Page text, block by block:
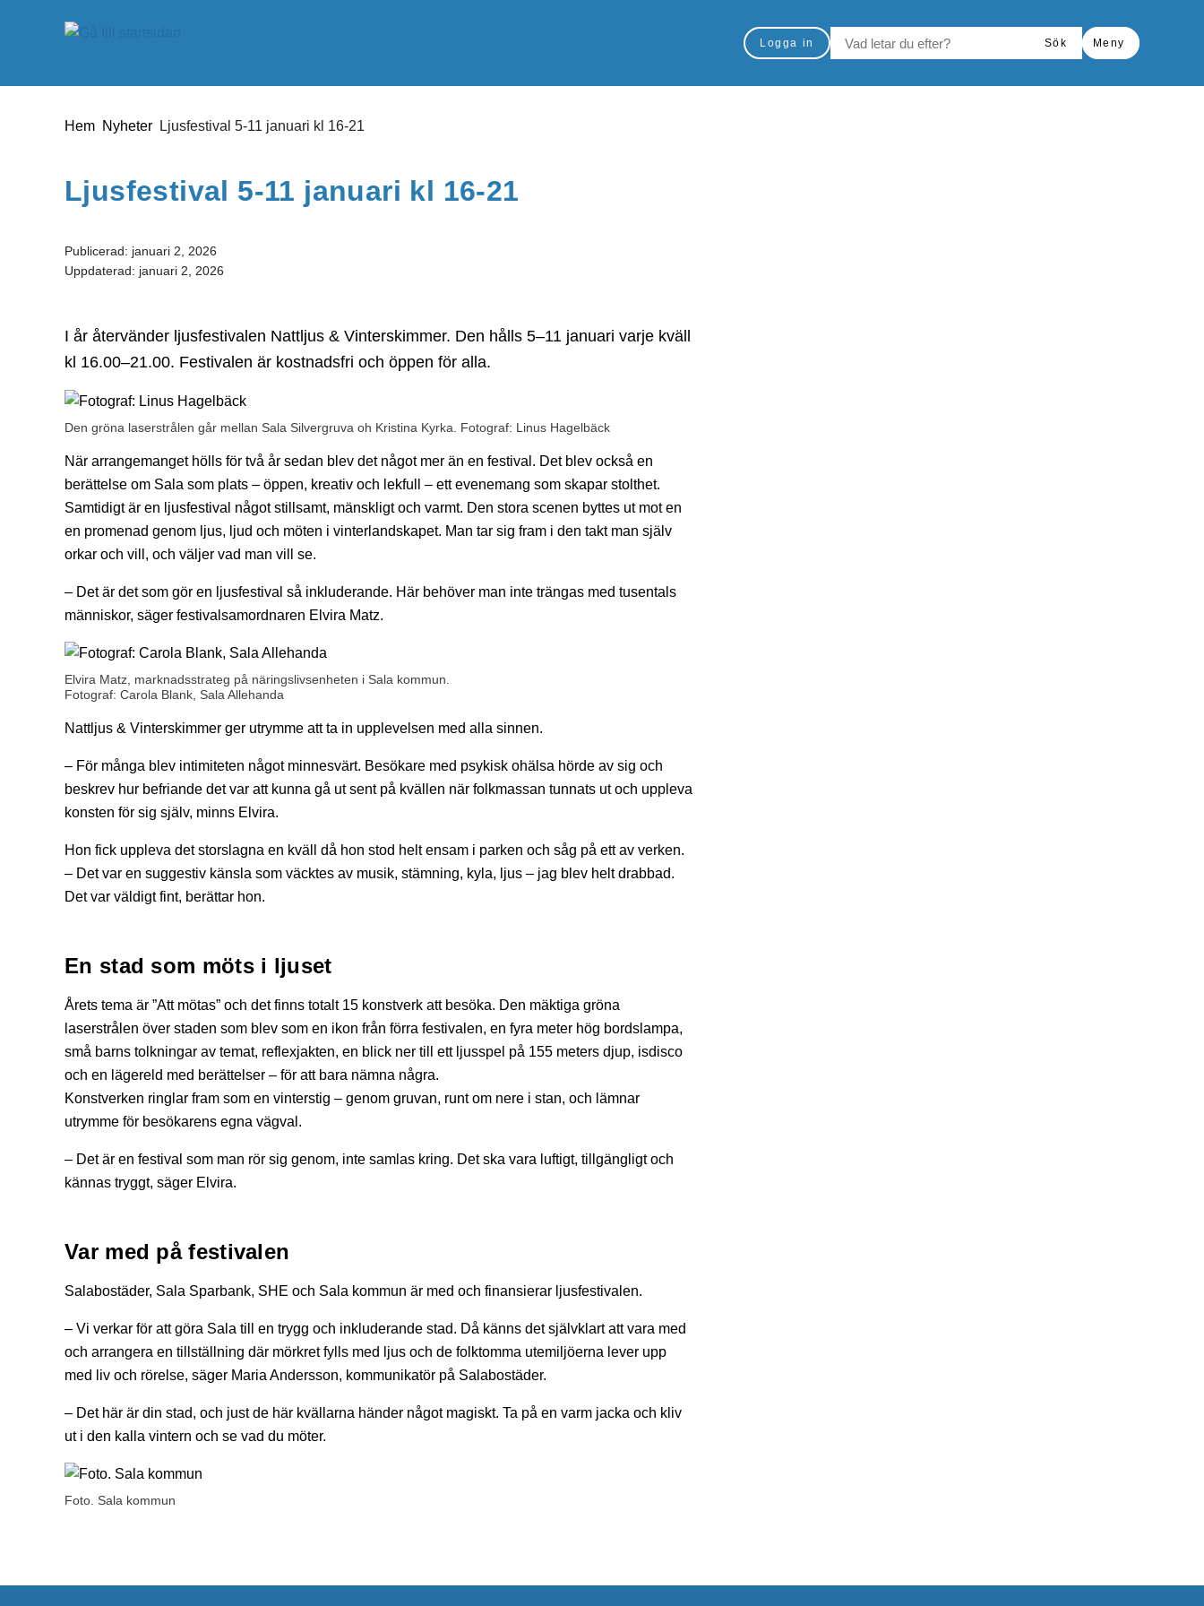
Gå till innehåll
Logga in
Sök
Meny
Du är här:
Hem Nyheter Ljusfestival 5-11 januari kl 16-21
Ljusfestival 5-11 januari kl 16-21
Publicerad: januari 2, 2026
Uppdaterad: januari 2, 2026
I år återvänder ljusfestivalen Nattljus & Vinterskimmer. Den hålls 5–11 januari varje kväll
kl 16.00–21.00. Festivalen är kostnadsfri och öppen för alla.
Den gröna laserstrålen går mellan Sala Silvergruva oh Kristina Kyrka. Fotograf: Linus Hagelbäck
När arrangemanget hölls för två år sedan blev det något mer än en festival. Det blev också en
berättelse om Sala som plats – öppen, kreativ och lekfull – ett evenemang som skapar stolthet.
Samtidigt är en ljusfestival något stillsamt, mänskligt och varmt. Den stora scenen byttes ut mot en
en promenad genom ljus, ljud och möten i vinterlandskapet. Man tar sig fram i den takt man själv
orkar och vill, och väljer vad man vill se.
– Det är det som gör en ljusfestival så inkluderande. Här behöver man inte trängas med tusentals
människor, säger festivalsamordnaren Elvira Matz.
Elvira Matz, marknadsstrateg på näringslivsenheten i Sala kommun.
Fotograf: Carola Blank, Sala Allehanda
Nattljus & Vinterskimmer ger utrymme att ta in upplevelsen med alla sinnen.
– För många blev intimiteten något minnesvärt. Besökare med psykisk ohälsa hörde av sig och
beskrev hur befriande det var att kunna gå ut sent på kvällen när folkmassan tunnats ut och uppleva
konsten för sig själv, minns Elvira.
Hon fick uppleva det storslagna en kväll då hon stod helt ensam i parken och såg på ett av verken.
– Det var en suggestiv känsla som väcktes av musik, stämning, kyla, ljus – jag blev helt drabbad.
Det var väldigt fint, berättar hon.
En stad som möts i ljuset
Årets tema är ”Att mötas” och det finns totalt 15 konstverk att besöka. Den mäktiga gröna
laserstrålen över staden som blev som en ikon från förra festivalen, en fyra meter hög bordslampa,
små barns tolkningar av temat, reflexjakten, en blick ner till ett ljusspel på 155 meters djup, isdisco
och en lägereld med berättelser – för att bara nämna några.
Konstverken ringlar fram som en vinterstig – genom gruvan, runt om nere i stan, och lämnar
utrymme för besökarens egna vägval.
– Det är en festival som man rör sig genom, inte samlas kring. Det ska vara luftigt, tillgängligt och
kännas tryggt, säger Elvira.
Var med på festivalen
Salabostäder, Sala Sparbank, SHE och Sala kommun är med och finansierar ljusfestivalen.
– Vi verkar för att göra Sala till en trygg och inkluderande stad. Då känns det självklart att vara med
och arrangera en tillställning där mörkret fylls med ljus och de folktomma utemiljöerna lever upp
med liv och rörelse, säger Maria Andersson, kommunikatör på Salabostäder.
– Det här är din stad, och just de här kvällarna händer något magiskt. Ta på en varm jacka och kliv
ut i den kalla vintern och se vad du möter.
Foto. Sala kommun